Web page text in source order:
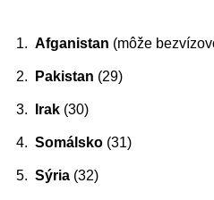
Afganistan (môže
Pakistan (29)
Irak (30)
Somálsko (31)
Sýria (32)